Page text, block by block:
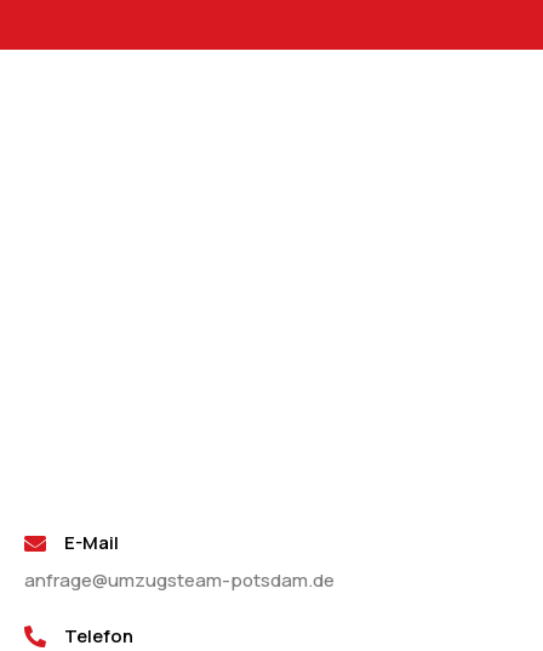
E-Mail
anfrage@umzugsteam-potsdam.de
Telefon